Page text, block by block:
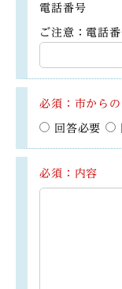
電話番号
ご注意：電話
必須：市から
回答必要
必須：内容